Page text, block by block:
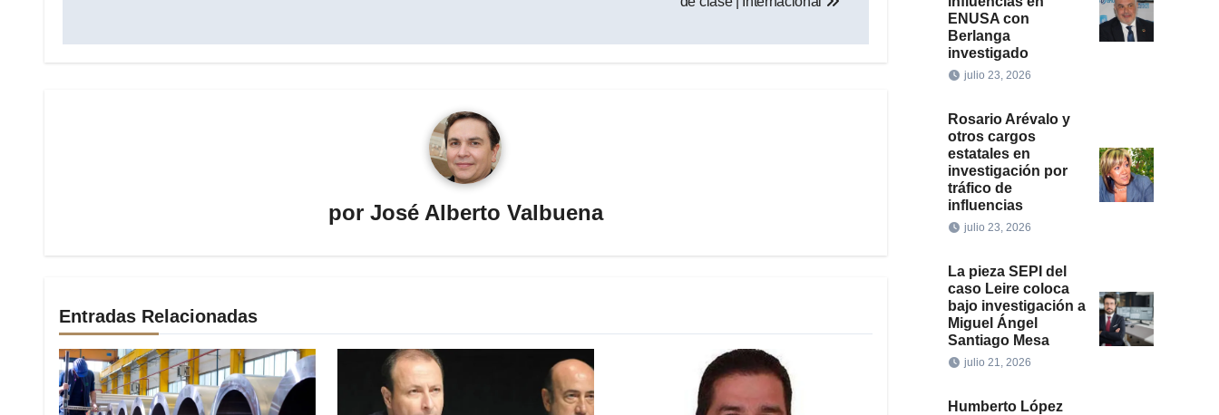
por José Alberto Valbuena
Entradas Relacionadas
ENUSA con
Berlanga
investigado
julio 23, 2026
Rosario Arévalo y
otros cargos
estatales en
investigación por
tráfico de
influencias
julio 23, 2026
La pieza SEPI del
caso Leire coloca
bajo investigación a
Miguel Ángel
Santiago Mesa
julio 21, 2026
Humberto López